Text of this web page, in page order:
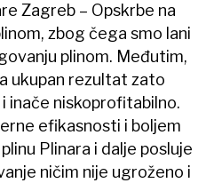
Zagreb – Opskrbe na
zbog čega smo lani
plinom. Međutim,
ukupan rezultat zato
inače niskoprofitabilno.
efikasnosti i boljem
Plinara i dalje posluje
ničim nije​ ugroženo i